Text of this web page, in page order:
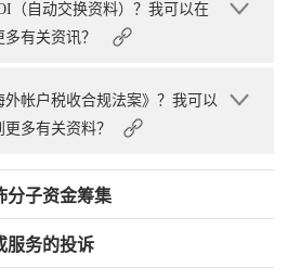
（自动交换资料）？我可以在
多有关资讯？
外帐户税收合规法案》？我可以
多有关资料？
分子资金筹集
服务的投诉